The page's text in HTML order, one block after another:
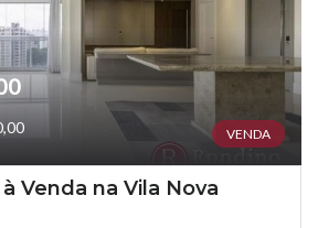
VENDA
Venda na Vila Nova